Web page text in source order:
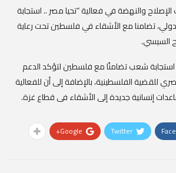
والنهضة في فعالية “تحيا مصر .. استجابة
تضامنا مع الأشقاء في فلسطين تحت رعاية
السيسي.
استجابة شعب تضامنًا مع فلسطين لتؤكد الدعم
للقضية الفلسطينية، بالإضافة إلى أن للفعالية
إنسانية جديدة إلى الأشقاء فى قطاع غزة.
Twitter
Google+